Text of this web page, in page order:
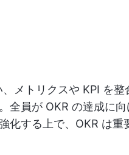
メトリクスや KPI を
全員が OKR の達成に
化する上で、OKR は重